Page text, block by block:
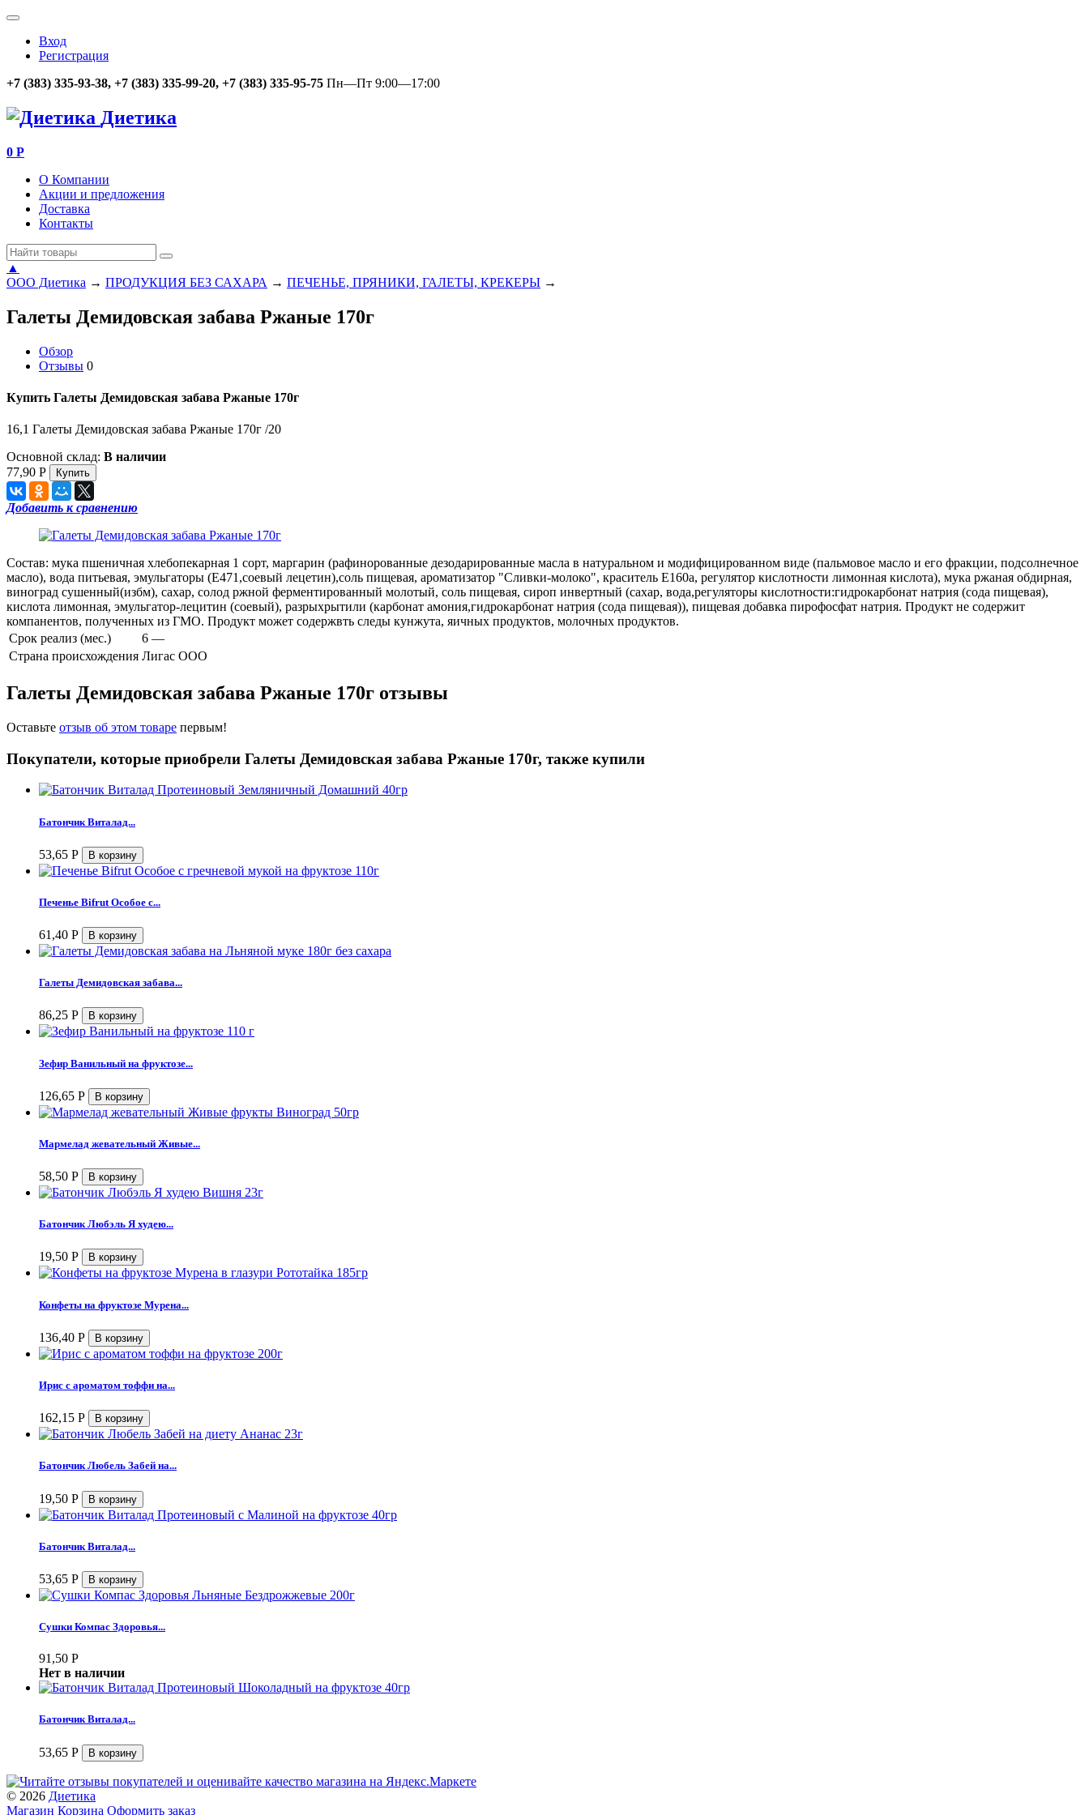
Вход
Регистрация
+7 (383) 335-93-38, +7 (383) 335-99-20, +7 (383) 335-95-75 Пн—Пт 9:00—17:00
Диетика
0 Р
О Компании
Акции и предложения
Доставка
Контакты
▲
ООО Диетика → ПРОДУКЦИЯ БЕЗ САХАРА → ПЕЧЕНЬЕ, ПРЯНИКИ, ГАЛЕТЫ, КРЕКЕРЫ →
Галеты Демидовская забава Ржаные 170г
Обзор
Отзывы 0
Купить Галеты Демидовская забава Ржаные 170г
16,1 Галеты Демидовская забава Ржаные 170г /20
Основной склад: В наличии
77,90 Р
Добавить к сравнению
Состав: мука пшеничная хлебопекарная 1 сорт, маргарин (рафинорованные дезодарированные масла в натуральном и модифицированном виде (пальмовое масло и его фракции, подсолнечное
масло), вода питьевая, эмульгаторы (Е471,соевый лецетин),соль пищевая, ароматизатор "Сливки-молоко", краситель Е160а, регулятор кислотности лимонная кислота), мука ржаная обдирная,
виноград сушенный(избм), сахар, солод ржной ферментированный молотый, соль пищевая, сироп инвертный (сахар, вода,регуляторы кислотности:гидрокарбонат натрия (сода пищевая),
кислота лимонная, эмульгатор-лецитин (соевый), разрыхрытили (карбонат амония,гидрокарбонат натрия (сода пищевая)), пищевая добавка пирофосфат натрия. Продукт не содержит
компанентов, полученных из ГМО. Продукт может содержвть следы кунжута, яичных продуктов, молочных продуктов.
Срок реализ (мес.)
6 —
Страна происхождения Лигас ООО
Галеты Демидовская забава Ржаные 170г отзывы
Оставьте отзыв об этом товаре первым!
Покупатели, которые приобрели Галеты Демидовская забава Ржаные 170г, также купили
Батончик Виталад...
53,65 Р
Печенье Bifrut Особое с...
61,40 Р
Галеты Демидовская забава...
86,25 Р
Зефир Ванильный на фруктозе...
126,65 Р
Мармелад жевательный Живые...
58,50 Р
Батончик Любэль Я худею...
19,50 Р
Конфеты на фруктозе Мурена...
136,40 Р
Ирис с ароматом тоффи на...
162,15 Р
Батончик Любель Забей на...
19,50 Р
Батончик Виталад...
53,65 Р
Сушки Компас Здоровья...
91,50 Р
Нет в наличии
Батончик Виталад...
53,65 Р
© 2026 Диетика
Магазин Корзина Оформить заказ